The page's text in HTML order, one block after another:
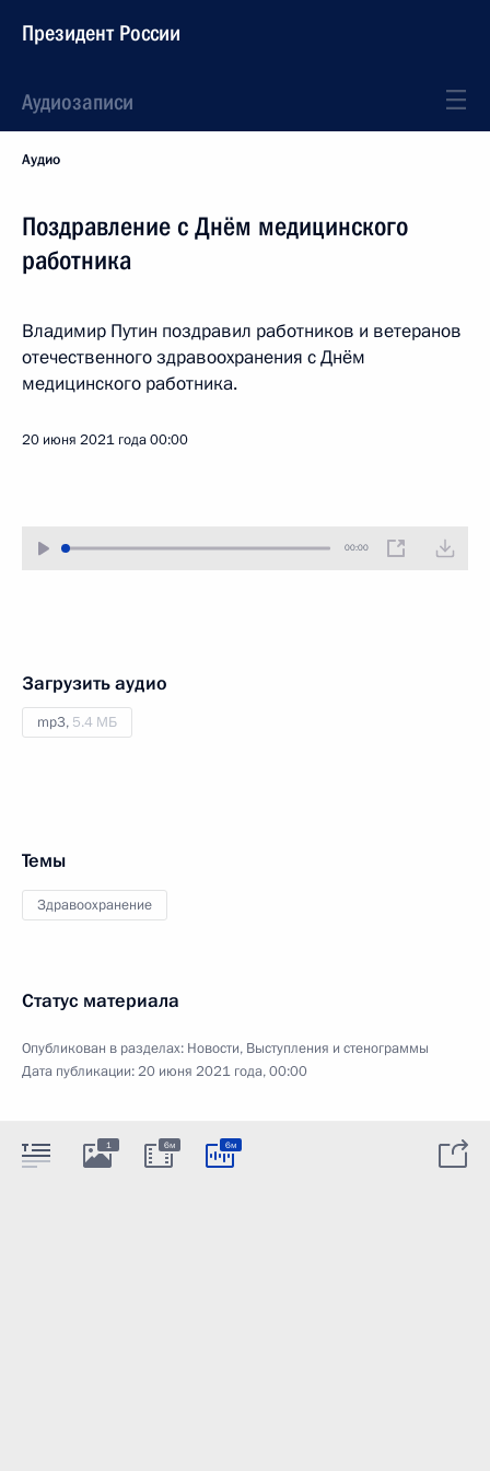
Президент России
Аудиозаписи
Аудио
Поздравление с Днём медицинского
работника
Владимир Путин поздравил работников и ветеранов
отечественного здравоохранения с Днём
медицинского работника.
20 июня 2021 года00:00
00:00
Загрузить аудио
mp3, 5.4 МБ
Темы
Здравоохранение
Статус материала
Опубликован в разделах: Новости, Выступления и стенограммы
Дата публикации:20 июня 2021 года, 00:00
1 6м 6м